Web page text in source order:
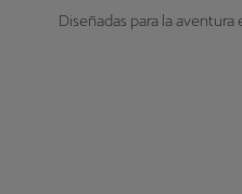
Diseñadas para la aventura